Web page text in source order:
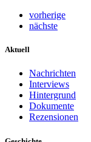
vorherige
nächste
Aktuell
Nachrichten
Interviews
Hintergrund
Dokumente
Rezensionen